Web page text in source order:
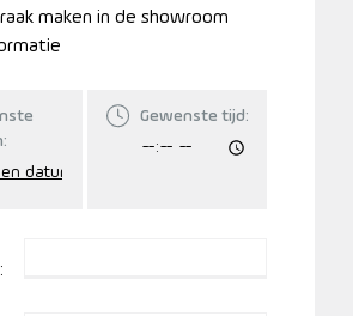
maken in de showroom
Gewenste tijd: